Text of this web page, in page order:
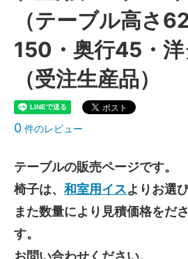
（テーブル高さ
150・奥行45・洋
（受注生産品）
0 件のレビュー
テーブルの販売ページです。
椅子は、 和室用イスよりお選
また数量により見積価格をだ
す。
お問い合わせください。